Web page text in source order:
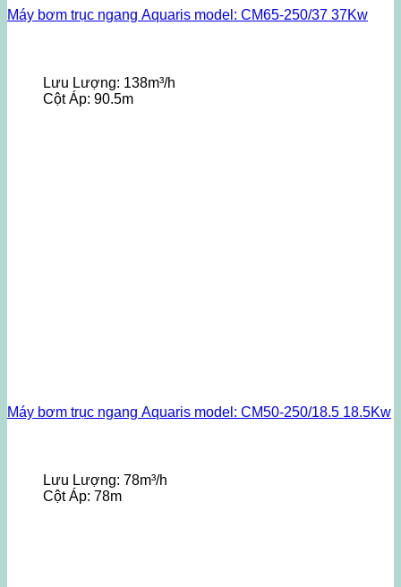
Máy bơm trục ngang Aquaris model: CM65-250/37 37Kw
Lưu Lượng: 138m³/h
Cột Áp: 90.5m
Máy bơm trục ngang Aquaris model: CM50-250/18.5 18.5Kw
Lưu Lượng: 78m³/h
Cột Áp: 78m